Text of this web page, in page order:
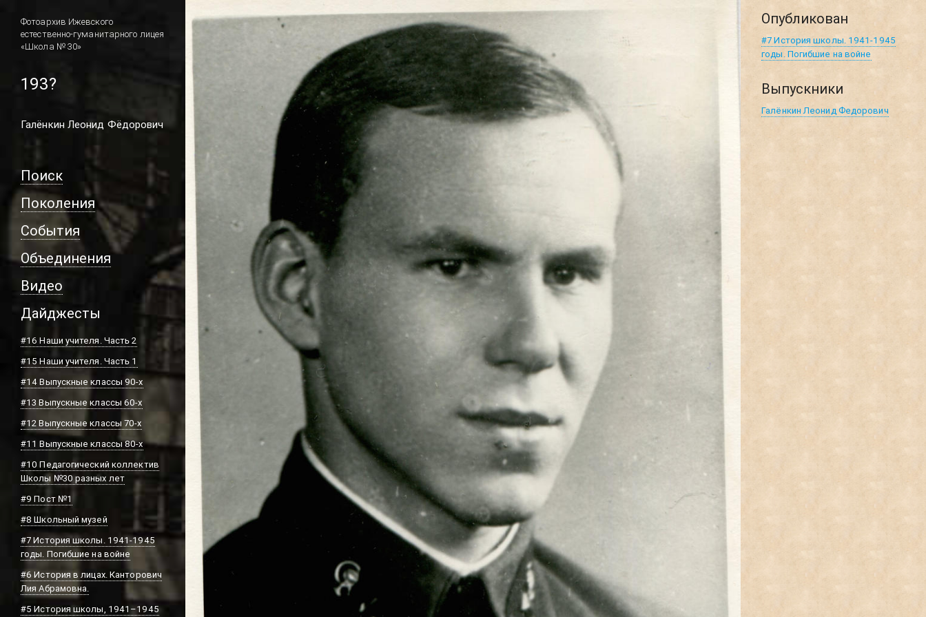
Фотоархив Ижевского
естественно-гуманитарного лицея
«Школа № 30»
193?
Галёнкин Леонид Фёдорович
Поиск
Поколения
События
Объединения
Видео
Дайджесты
#16 Наши учителя. Часть 2
#15 Наши учителя. Часть 1
#14 Выпускные классы 90-х
#13 Выпускные классы 60-х
#12 Выпускные классы 70-х
#11 Выпускные классы 80-х
#10 Педагогический коллектив
Школы №30 разных лет
#9 Пост №1
#8 Школьный музей
#7 История школы. 1941-1945
годы. Погибшие на войне
#6 История в лицах. Канторович
Лия Абрамовна.
#5 История школы, 1941–1945
Опубликован
#7 История школы. 1941-1945
годы. Погибшие на войне
Выпускники
Галёнкин Леонид Федорович